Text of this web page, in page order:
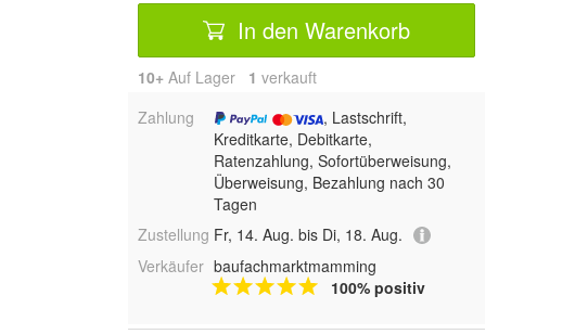
In den Warenkorb
10+ Auf Lager 1 verkauft
Zahlung
, Lastschrift,
Kreditkarte, Debitkarte,
Ratenzahlung, Sofortüberweisung,
Überweisung, Bezahlung nach 30
Tagen
Zustellung Fr, 14. Aug. bis Di, 18. Aug.
Verkäufer baufachmarktmamming
100% positiv